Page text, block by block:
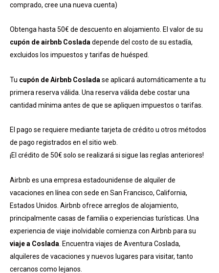
comprado, cree una nueva cuenta)
Obtenga hasta 50€ de descuento en alojamiento. El valor de su
cupón de airbnb Coslada depende del costo de su estadía,
excluidos los impuestos y tarifas de huésped.
Tu cupón de Airbnb Coslada se aplicará automáticamente a tu
primera reserva válida. Una reserva válida debe costar una
cantidad mínima antes de que se apliquen impuestos o tarifas.
El pago se requiere mediante tarjeta de crédito u otros métodos
de pago registrados en el sitio web.
¡El crédito de 50€ solo se realizará si sigue las reglas anteriores!
Airbnb es una empresa estadounidense de alquiler de
vacaciones en línea con sede en San Francisco, California,
Estados Unidos. Airbnb ofrece arreglos de alojamiento,
principalmente casas de familia o experiencias turísticas. Una
experiencia de viaje inolvidable comienza con Airbnb para su
viaje a Coslada . Encuentra viajes de Aventura Coslada,
alquileres de vacaciones y nuevos lugares para visitar, tanto
cercanos como lejanos.